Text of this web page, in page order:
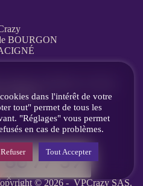
BOURGON
France
téléphone.
77 39
© 2026 -VPCrazySAS.
dans l'intérêt de votre
tout" permet de tous les
"Réglages" vous permet
en cas de problèmes.
Tout Accepter